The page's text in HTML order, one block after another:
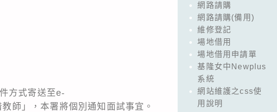
方式寄送至e-
師」，本署將個別通知面試事宜。
網路請購
網路請購(備用)
維修登記
場地借用
場地借用申請單
基隆女中Newplus
系統
網站維護之css使
用說明